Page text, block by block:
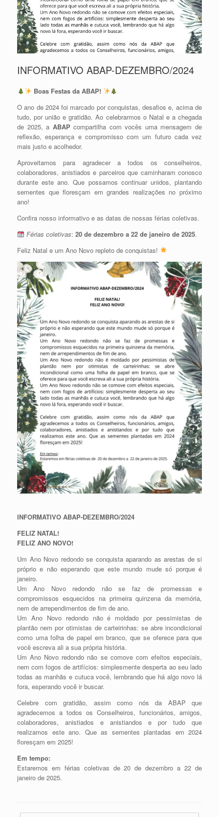
INFORMATIVO ABAP-DEZEMBRO/2024
Boas Festas da ABAP!
O ano de 2024 foi marcado por conquistas, desafios e, acima de
tudo, por união e gratidão. Ao celebrarmos o Natal e a chegada
de 2025, a ABAPcompartilha com vocês uma mensagem de
reflexão, esperança e compromisso com um futuro cada vez
mais justo e acolhedor.
Aproveitamos para agradecer a todos os conselheiros,
colaboradores, anistiados e parceiros que caminharam conosco
durante este ano. Que possamos continuar unidos, plantando
sementes que floresçam em grandes realizações no próximo
ano!
Confira nosso informativo e as datas de nossas férias coletivas.
Férias coletivas: 20 de dezembro a 22 de janeiro de 2025.
Feliz Natal e um Ano Novo repleto de conquistas!
INFORMATIVO ABAP-DEZEMBRO/2024
FELIZ NATAL!
FELIZ ANO NOVO!
Um Ano Novo redondo se conquista aparando as arestas de si
próprio e não esperando que este mundo mude só porque é
janeiro.
Um Ano Novo redondo não se faz de promessas e
compromissos esquecidos na primeira quinzena da memória,
nem de arrependimentos de fim de ano.
Um Ano Novo redondo não é moldado por pessimistas de
plantão nem por otimistas de carteirinhas: se abre incondicional
como uma folha de papel em branco, que se oferece para que
você escreva ali a sua própria história.
Um Ano Novo redondo não se comove com efeitos especiais,
nem com fogos de artifícios: simplesmente desperta ao seu lado
todas as manhãs e cutuca você, lembrando que há algo novo lá
fora, esperando você ir buscar.
Celebre com gratidão, assim como nós da ABAP que
agradecemos a todos os Conselheiros, funcionários, amigos,
colaboradores, anistiados e anistiandos e por tudo que
realizamos este ano. Que as sementes plantadas em 2024
floresçam em 2025!
Em tempo:
Estaremos em férias coletivas de 20 de dezembro a 22 de
janeiro de 2025.